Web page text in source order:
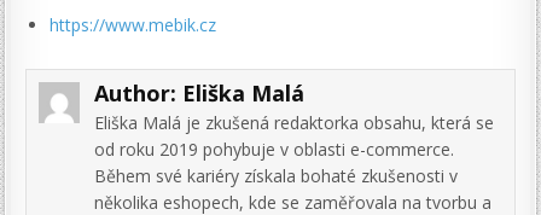
https://www.mebik.cz
Author: Eliška Malá
Eliška Malá je zkušená redaktorka obsahu, která se
od roku 2019 pohybuje v oblasti e-commerce.
Během své kariéry získala bohaté zkušenosti v
několika eshopech, kde se zaměřovala na tvorbu a